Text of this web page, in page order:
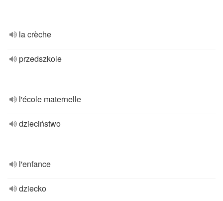
la crèche
przedszkole
l'école maternelle
dzieciństwo
l'enfance
dziecko